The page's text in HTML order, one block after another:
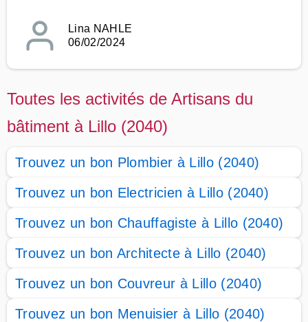
Lina NAHLE
06/02/2024
Toutes les activités de Artisans du
bâtiment à Lillo (2040)
Trouvez un bon Plombier à Lillo (2040)
Trouvez un bon Electricien à Lillo (2040)
Trouvez un bon Chauffagiste à Lillo (2040)
Trouvez un bon Architecte à Lillo (2040)
Trouvez un bon Couvreur à Lillo (2040)
Trouvez un bon Menuisier à Lillo (2040)